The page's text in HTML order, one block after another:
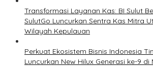
Transformasi Layanan Kas: BI Sulut
SulutGo Luncurkan Sentra Kas Mitra
Wilayah Kepulauan
Perkuat Ekosistem Bisnis Indonesia
Luncurkan New Hilux Generasi ke-9 di